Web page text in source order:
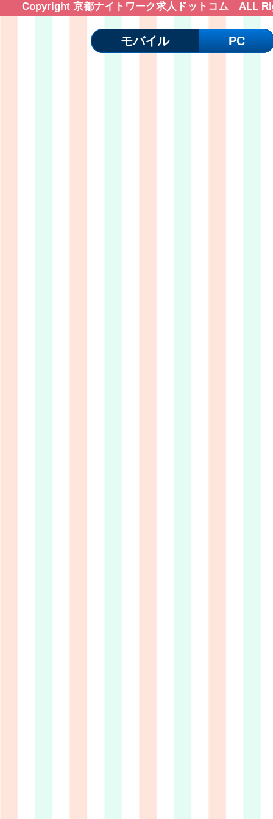
Copyright 京都ナイトワーク求人ドットコム ALL
モバイル PC